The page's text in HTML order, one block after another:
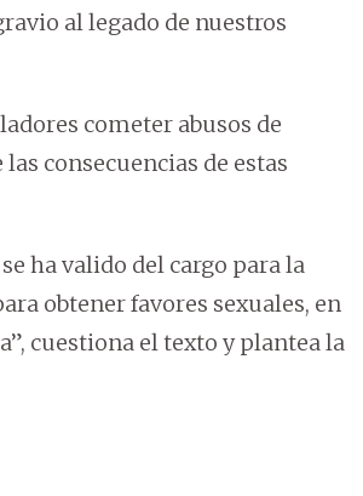
al legado de nuestros
cometer abusos de
consecuencias de estas
ha valido del cargo para la
obtener favores sexuales, en
cuestiona el texto y plantea la